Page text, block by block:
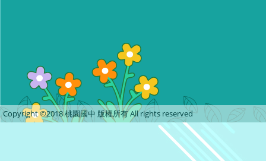
Copyright ©2018 桃園國中 版權所有 All rights reserved